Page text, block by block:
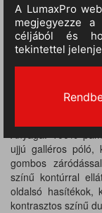
Anyaga: 100%
ujjú galléros póló,
gombos
színű kontúrral
oldalsó hasítékok,
kontrasztos színű